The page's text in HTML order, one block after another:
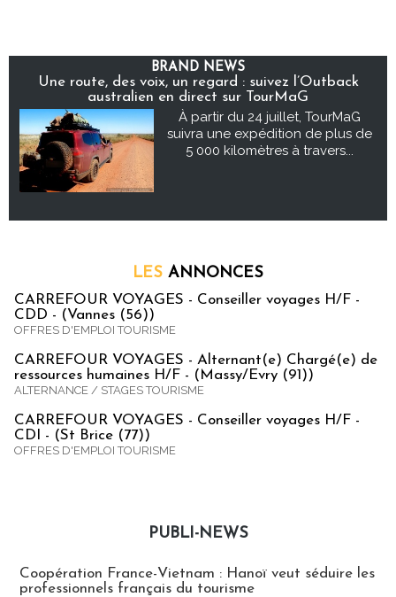
BRAND NEWS
Une route, des voix, un regard : suivez l’Outback
australien en direct sur TourMaG
À partir du 24 juillet, TourMaG
suivra une expédition de plus de
5 000 kilomètres à travers...
LES ANNONCES
CARREFOUR VOYAGES - Conseiller voyages H/F -
CDD - (Vannes (56))
OFFRES D'EMPLOI TOURISME
CARREFOUR VOYAGES - Alternant(e) Chargé(e) de
ressources humaines H/F - (Massy/Evry (91))
ALTERNANCE / STAGES TOURISME
CARREFOUR VOYAGES - Conseiller voyages H/F -
CDI - (St Brice (77))
OFFRES D'EMPLOI TOURISME
PUBLI-NEWS
Coopération France-Vietnam : Hanoï veut séduire les
professionnels français du tourisme